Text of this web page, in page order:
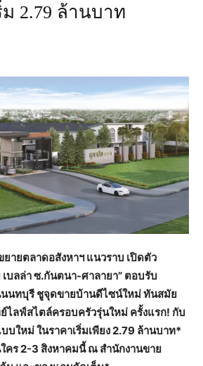
2.79 ล้านบาท
ายตลาดอสังหาฯ แนวราบ เปิดตัว
เบลล่า ซ.กันตนา-ศาลายา” ตอบรับ
นทบุรี ชูจุดขายบ้านดีไซน์ใหม่ ทันสมัย
ลฟ์สไตล์ครอบครัวรุ่นใหม่ ครั้งแรก! กับ
บใหม่ ในราคาเริ่มเพียง 2.79 ล้านบาท*
คร 2-3 สิงหาคมนี้ ณ สำนักงานขาย